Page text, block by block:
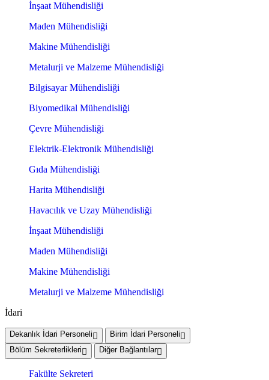
İnşaat Mühendisliği
Maden Mühendisliği
Makine Mühendisliği
Metalurji ve Malzeme Mühendisliği
Bilgisayar Mühendisliği
Biyomedikal Mühendisliği
Çevre Mühendisliği
Elektrik-Elektronik Mühendisliği
Gıda Mühendisliği
Harita Mühendisliği
Havacılık ve Uzay Mühendisliği
İnşaat Mühendisliği
Maden Mühendisliği
Makine Mühendisliği
Metalurji ve Malzeme Mühendisliği
İdari
Dekanlık İdari Personeli
Birim İdari Personeli
Bölüm Sekreterlikleri
Diğer Bağlantılar
Fakülte Sekreteri